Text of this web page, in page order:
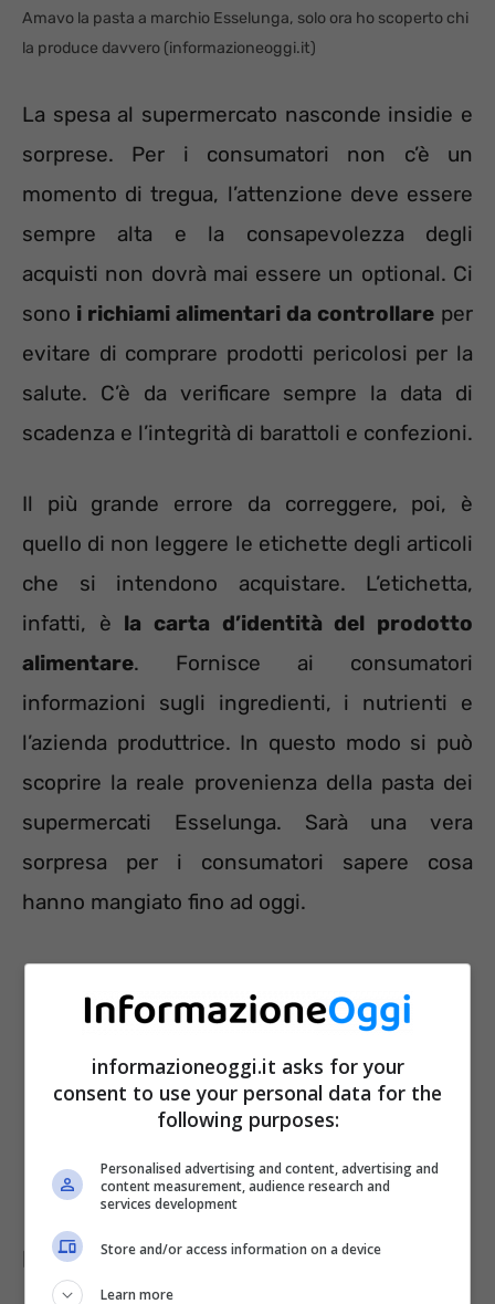
Amavo la pasta a marchio Esselunga, solo ora ho scoperto chi
la produce davvero (informazioneoggi.it)
La spesa al supermercato nasconde insidie e
sorprese. Per i consumatori non c’è un
momento di tregua, l’attenzione deve essere
sempre alta e la consapevolezza degli
acquisti non dovrà mai essere un optional. Ci
sono i richiami alimentari da controllare per
evitare di comprare prodotti pericolosi per la
salute. C’è da verificare sempre la data di
scadenza e l’integrità di barattoli e confezioni.
Il più grande errore da correggere, poi, è
quello di non leggere le etichette degli articoli
che si intendono acquistare. L’etichetta,
infatti, è la carta d’identità del prodotto
alimentare. Fornisce ai consumatori
informazioni sugli ingredienti, i nutrienti e
l’azienda produttrice. In questo modo si può
scoprire la reale provenienza della pasta dei
supermercati Esselunga. Sarà una vera
sorpresa per i consumatori sapere cosa
hanno mangiato fino ad oggi.
Ecco chi produce la pasta Esselunga
informazioneoggi.it asks for your
consent to use your personal data for the
following purposes:
Personalised advertising and content, advertising and
content measurement, audience research and
services development
Store and/or access information on a device
Learn more